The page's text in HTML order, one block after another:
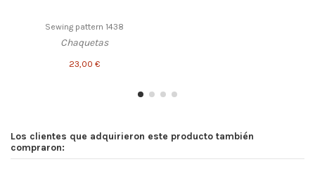
Sewing pattern 1438
Chaquetas
23,00 €
Los clientes que adquirieron este producto también
compraron: